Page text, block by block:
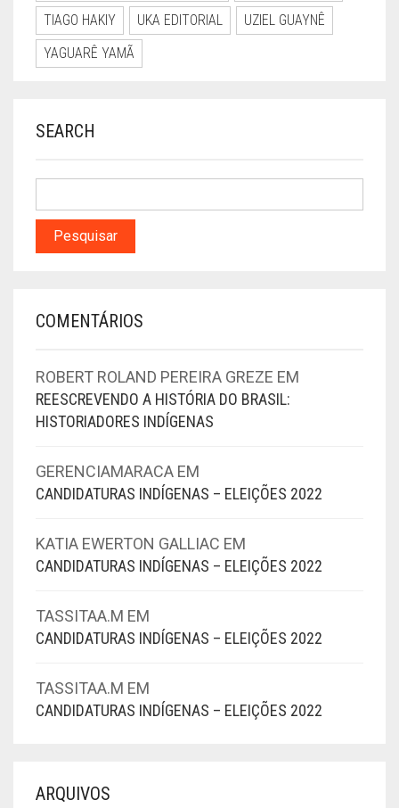
TIAGO HAKIY
UKA EDITORIAL
UZIEL GUAYNÊ
YAGUARÊ YAMÃ
SEARCH
COMENTÁRIOS
ROBERT ROLAND PEREIRA GREZE EM
REESCREVENDO A HISTÓRIA DO BRASIL:
HISTORIADORES INDÍGENAS
GERENCIAMARACA EM
CANDIDATURAS INDÍGENAS – ELEIÇÕES 2022
KATIA EWERTON GALLIAC EM
CANDIDATURAS INDÍGENAS – ELEIÇÕES 2022
TASSITAA.M EM
CANDIDATURAS INDÍGENAS – ELEIÇÕES 2022
TASSITAA.M EM
CANDIDATURAS INDÍGENAS – ELEIÇÕES 2022
ARQUIVOS